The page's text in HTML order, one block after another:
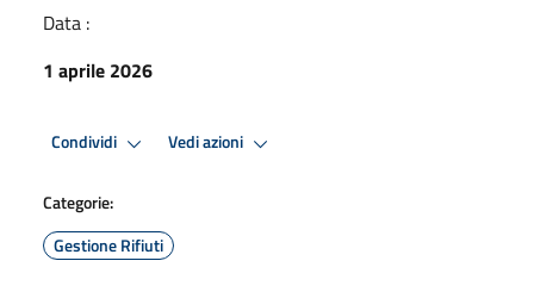
Data :
1 aprile 2026
Condividi Vedi azioni
Categorie:
Gestione Rifiuti